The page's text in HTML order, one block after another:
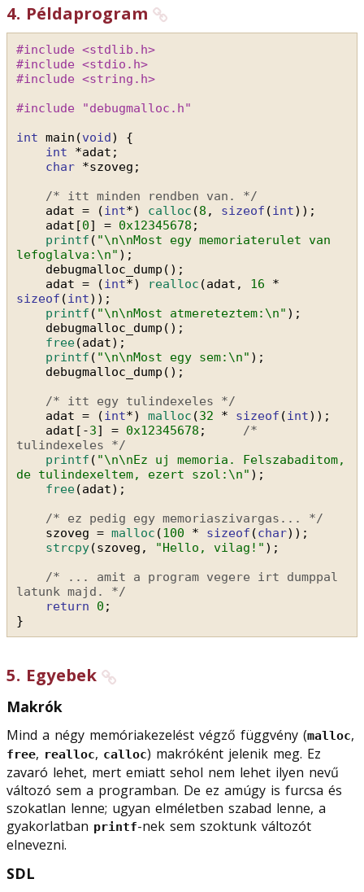
4. Példaprogram
#include <stdlib.h>
#include <stdio.h>
#include <string.h>
#include "debugmalloc.h"
int main(void) {
int
*adat;
char *szoveg;
/* itt minden rendben van. */
adat = (int*) calloc (8 , sizeof (int));
adat[0] = 0x12345678 ;
printf ( "\n\nMost egy memoriaterulet van
lefoglalva:\n" );
debugmalloc_dump();
adat = (int*) realloc (adat, 16
sizeof (int));
printf ( "\n\nMost atmereteztem:\n" );
debugmalloc_dump();
free(adat);
printf ( "\n\nMost egy sem:\n" );
debugmalloc_dump();
/* itt egy tulindexeles */
adat = (int*) malloc (32 * sizeof (int));
adat[-3] = 0x12345678 ; /*
tulindexeles */
printf ( "\n\nEz uj memoria. Felszabaditom,
de tulindexeltem, ezert szol:\n" );
free(adat);
/* ez pedig egy memoriaszivargas... */
szoveg = malloc (100 * sizeof (char));
strcpy(szoveg, "Hello, vilag!" );
/* ... amit a program vegere irt dumppal
latunk majd. */
return
0 ;
}
5. Egyebek
Makrók
Mind a négy memóriakezelést végző függvény (malloc,
free, realloc, calloc) makróként jelenik meg. Ez
zavaró lehet, mert emiatt sehol nem lehet ilyen nevű
változó sem a programban. De ez amúgy is furcsa és
szokatlan lenne; ugyan elméletben szabad lenne, a
gyakorlatban printf-nek sem szoktunk változót
elnevezni.
SDL